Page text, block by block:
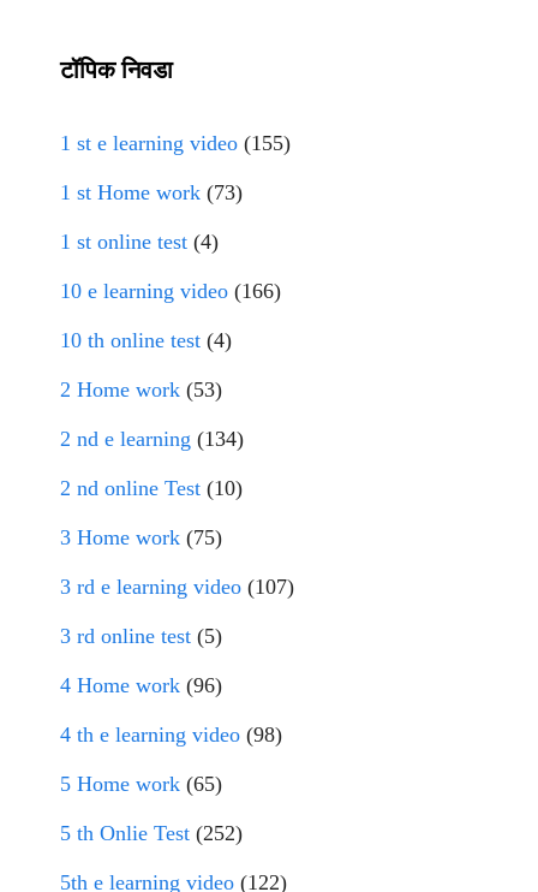
टॉपिक निवडा
1 st e learning video (155)
1 st Home work (73)
1 st online test (4)
10 e learning video (166)
10 th online test (4)
2 Home work (53)
2 nd e learning (134)
2 nd online Test (10)
3 Home work (75)
3 rd e learning video (107)
3 rd online test (5)
4 Home work (96)
4 th e learning video (98)
5 Home work (65)
5 th Onlie Test (252)
5th e learning video (122)